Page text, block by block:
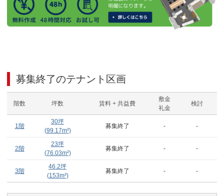
募集終了のテナント区画
階数 坪数 賃料 + 共益費
敷金
礼金
検討
1階
30坪
(99.17m²)
募集終了 - -
2階
23坪
(76.03m²)
募集終了 - -
3階
46.2坪
(153m²)
募集終了 - -